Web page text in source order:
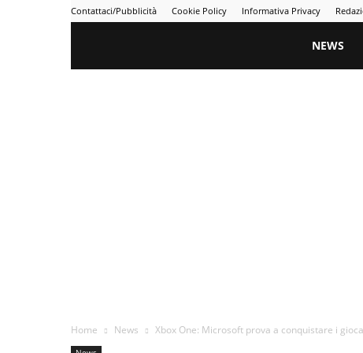
Contattaci/Pubblicità Cookie Policy Informativa Privacy
Gametimers
NEWS
Home News Xbox One: Microsoft prova a conquistare i